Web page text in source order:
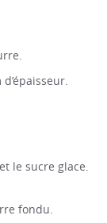
le sucre glace.
fondu.